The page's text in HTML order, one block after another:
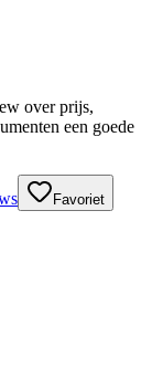
over prijs,
een goede
Favoriet